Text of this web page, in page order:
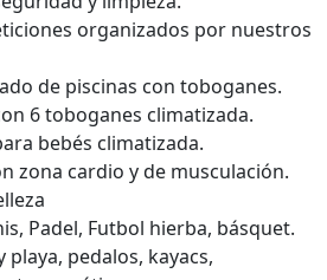
organizados por nuestros
de piscinas con toboganes.
6 toboganes climatizada.
bebés climatizada.
zona cardio y de musculación.
Padel, Futbol hierba, básquet.
playa, pedalos, kayacs,